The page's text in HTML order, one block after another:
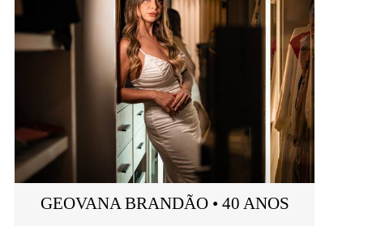
GEOVANA BRANDÃO • 40 ANOS